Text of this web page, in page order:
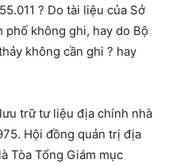
? Do tài liệu của Sở
không ghi, hay do Bộ
không cần ghi ? hay
trữ tư liệu địa chính nhà
Hội đồng quản trị địa
Tòa Tổng Giám mục